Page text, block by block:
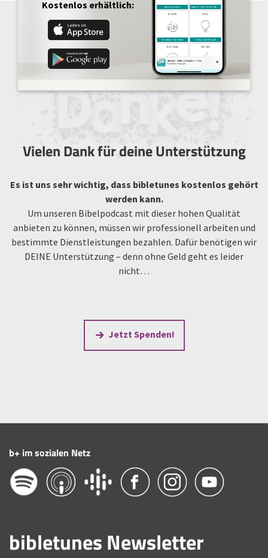
Kostenlos erhältlich:
Vielen Dank für deine Unterstützung
Es ist uns sehr wichtig, dass bibletunes kostenlos gehört
werden kann.
Um unseren Bibelpodcast mit dieser hohen Qualität
anbieten zu können, müssen wir professionell arbeiten und
bestimmte Dienstleistungen bezahlen. Dafür benötigen wir
DEINE Unterstützung – denn ohne Geld geht es leider
nicht…
Jetzt Spenden!
b+ im sozialen Netz
bibletunes Newsletter